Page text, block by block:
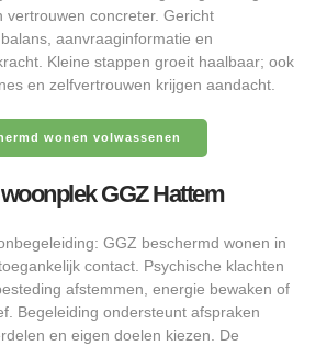
vertrouwen concreter. Gericht
aanvraaginformatie en
Kleine stappen groeit haalbaar; ook
en zelfvertrouwen krijgen aandacht.
wonen volwassenen
GGZ Hattem
GGZ beschermd wonen in
contact. Psychische klachten
afstemmen, energie bewaken of
Begeleiding ondersteunt afspraken
en eigen doelen kiezen. De